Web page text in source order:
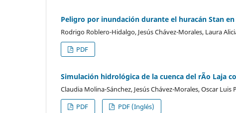
Peligro por inundación durante el huracán Stan
Rodrigo Roblero-Hidalgo, Jesús Chávez-Morales, Laura
PDF
Simulación hidrológica de la cuenca del rÃ­o Laja
Claudia Molina-Sánchez, Jesús Chávez-Morales, Oscar Luis
PDF
PDF (Inglés)